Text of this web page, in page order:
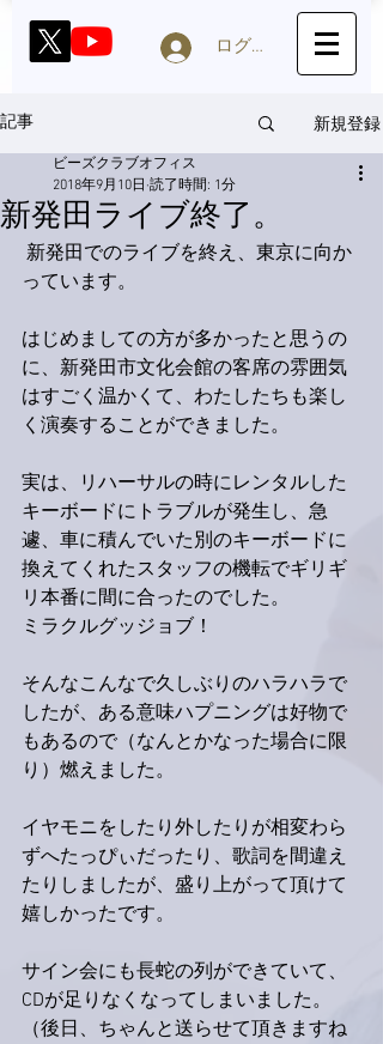
ログイン
記事 新規登録
新発田ライブ終了。
ビーズクラブオフィス
2018年9月10日 読了時間: 1分
っています。
はじめましての方が多かったと思うの
に、新発田市文化会館の客席の雰囲気
はすごく温かくて、わたしたちも楽し
く演奏することができました。
実は、リハーサルの時にレンタルした
キーボードにトラブルが発生し、急
遽、車に積んでいた別のキーボードに
換えてくれたスタッフの機転でギリギ
リ本番に間に合ったのでした。
ミラクルグッジョブ！
そんなこんなで久しぶりのハラハラで
したが、ある意味ハプニングは好物で
もあるので（なんとかなった場合に限
り）燃えました。
イヤモニをしたり外したりが相変わら
ずへたっぴぃだったり、歌詞を間違え
たりしましたが、盛り上がって頂けて
嬉しかったです。
サイン会にも長蛇の列ができていて、
CDが足りなくなってしまいました。
（後日、ちゃんと送らせて頂きますね